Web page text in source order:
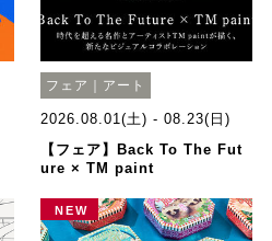
フェア｜アート
2026.08.01(土) - 08.23(日)
【フェア】Back To The Fut
ure × TM paint
NEW